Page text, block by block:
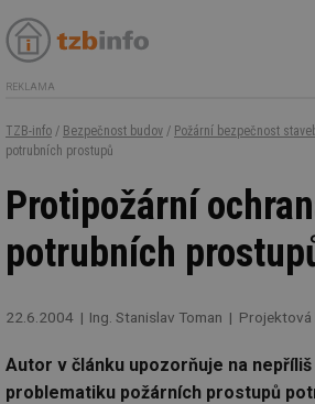
REKLAMA
TZB-info / Bezpečnost budov / Požární bezpečnost
potrubních prostupů
Protipožární
potrubních
22.6.2004 Ing. Stanislav Toman Projektová
Autor v článku upozorňuje na
problematiku požárních prostupů